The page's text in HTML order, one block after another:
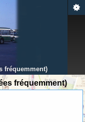
fréquemment)
fréquemment)